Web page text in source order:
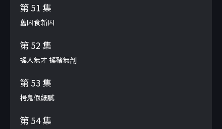
第 51 集
舊囚食新囚
第 52 集
搖人無才 搖豬無刣
第 53 集
枵鬼假細膩
第 54 集